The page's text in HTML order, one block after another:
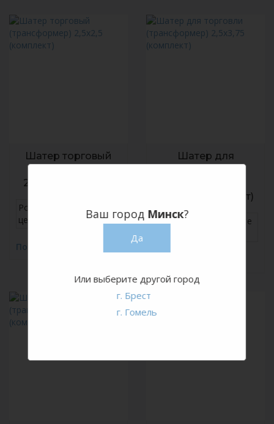
Шатер торговый
2,5х2,5 (комплект)
Розничная
цена
уточняйте
Подробнее
Шатер для
2,5х3,75 (комплект)
Розничная
уточняйте
Ваш город Минск?
Да
Или выберите другой город
г. Брест
г. Гомель